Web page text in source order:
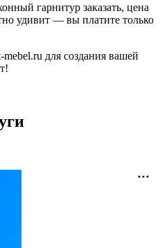
гарнитур заказать, цена
удивит — вы платите только
для создания вашей